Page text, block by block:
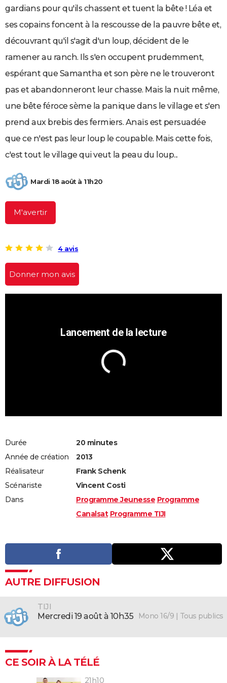
Destinations
City break
Voyage nature
Voyage de noces
Forum
Climat
+
PHOTO
CARTE DE VOEUX
Carte de Noël
Carte Bonne année
Carte Saint-Valentin
Carte Pâques
Carte d'anniversaire
DICTIONNAIRE
COPAINS D'AVANT
S'inscrire
Se connecter
Lycées
Collèges
Primaires
Universités
Entreprises
Service militaire
Avis de recherche
AVIS DE DÉCÈS
FORUM
gardians pour qu'ils chassent et tuent la bête ! Léa et
ses copains foncent à la rescousse de la pauvre bête et,
découvrant qu'il s'agit d'un loup, décident de le
ramener au ranch. Ils s'en occupent prudemment,
espérant que Samantha et son père ne le trouveront
pas et abandonneront leur chasse. Mais la nuit même,
une bête féroce sème la panique dans le village et s'en
prend aux brebis des fermiers. Anaïs est persuadée
que ce n'est pas leur loup le coupable. Mais cette fois,
c'est tout le village qui veut la peau du loup...
Mardi 18 août à 11h20
M'avertir
4 avis
Donner mon avis
Durée
20 minutes
Année de création
2013
Réalisateur
Frank Schenk
Scénariste
Vincent Costi
Dans
Programme Jeunesse Programme
Canalsat Programme TIJI
AUTRE DIFFUSION
TIJI
mercredi 19 août à 10h35 Mono 16/9 | Tous publics
CE SOIR À LA TÉLÉ
21h10